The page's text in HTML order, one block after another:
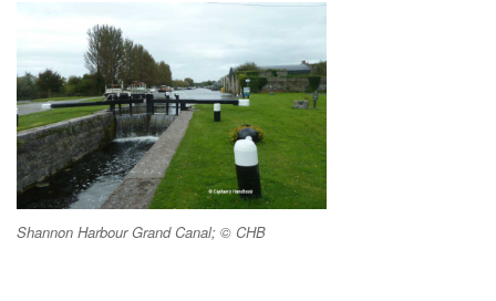
Shannon Harbour Grand Canal; © CHB